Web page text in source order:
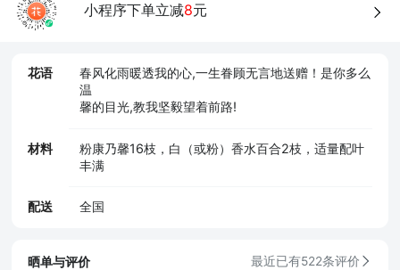
小程序下单立减8元
花语
春风化雨暖透我的心,一生眷顾无言地送赠！是你多么
温
馨的目光,教我坚毅望着前路!
材料
粉康乃馨16枝，白（或粉）香水百合2枝，适量配叶
丰满
配送 全国
晒单与评价 最近已有522条评价